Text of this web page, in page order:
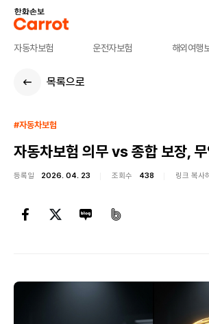
자동차보험 운전자보험 해외여행
목록으로
#자동차보험
자동차보험 의무 vs 종합 보장,
등록일 2026. 04. 23 조회수 438 링크 복사